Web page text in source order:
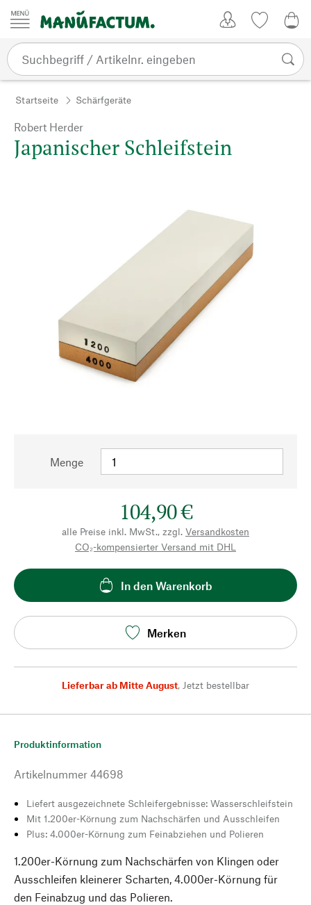
Zum Inhalt springen
Startseite Schärfgeräte
Robert Herder
Japanischer Schleifstein
Menge
104,90 €
alle Preise inkl. MwSt., zzgl. Versandkosten
CO₂-kompensierter Versand mit DHL
In den Warenkorb
Merken
Lieferbar ab Mitte August, Jetzt bestellbar
Produktinformation
Artikelnummer 44698
Liefert ausgezeichnete Schleifergebnisse: Wasserschleifstein
Mit 1.200er-Körnung zum Nachschärfen und Ausschleifen
Plus: 4.000er-Körnung zum Feinabziehen und Polieren
1.200er-Körnung zum Nachschärfen von Klingen oder
Ausschleifen kleinerer Scharten, 4.000er-Körnung für
den Feinabzug und das Polieren.